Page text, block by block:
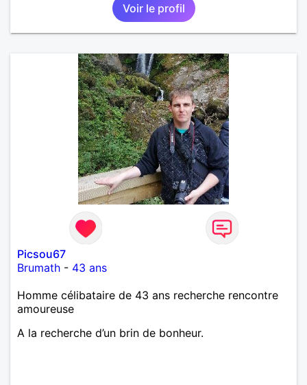
Voir le profil
Picsou67
Brumath - 43 ans
Homme célibataire de 43 ans recherche rencontre
amoureuse
A la recherche d’un brin de bonheur.